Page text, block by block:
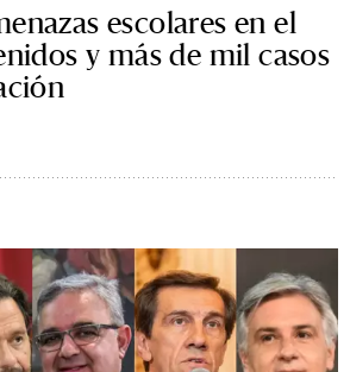
escolares en el
y más de mil casos